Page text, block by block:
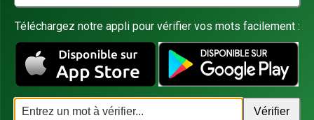
Téléchargez notre appli pour vérifier vos mots facilement :